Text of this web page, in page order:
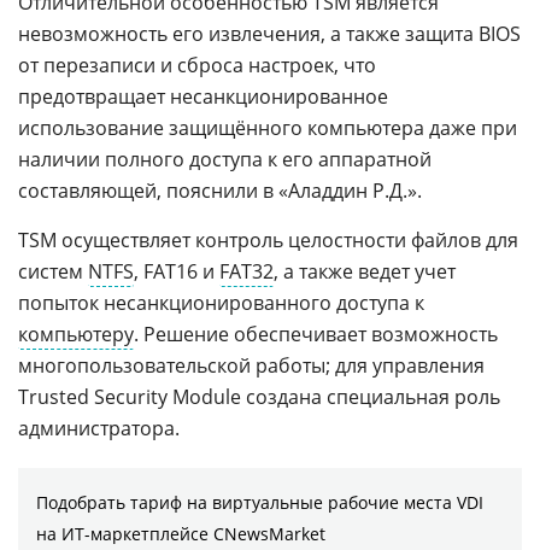
невозможность его извлечения, а также защита BIOS
от перезаписи и сброса настроек, что
предотвращает несанкционированное
использование защищённого компьютера даже при
наличии полного доступа к его аппаратной
составляющей, пояснили в «Аладдин Р.Д.».
TSM осуществляет контроль целостности файлов для
систем NTFS, FAT16 и FAT32, а также ведет учет
попыток несанкционированного доступа к
компьютеру. Решение обеспечивает возможность
многопользовательской работы; для управления
Trusted Security Module создана специальная роль
администратора.
Подобрать тариф на виртуальные рабочие места VDI
на ИТ-маркетплейсе CNewsMarket